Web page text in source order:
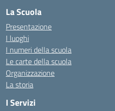
La Scuola
Presentazione
I luoghi
I numeri della scuola
Le carte della scuola
Organizzazione
La storia
I Servizi